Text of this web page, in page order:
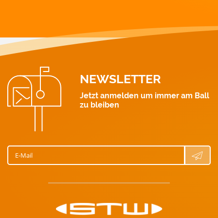
Wasser: 0463 521 411
NEWSLETTER
Jetzt anmelden um immer am Ball
zu bleiben
E-Mail